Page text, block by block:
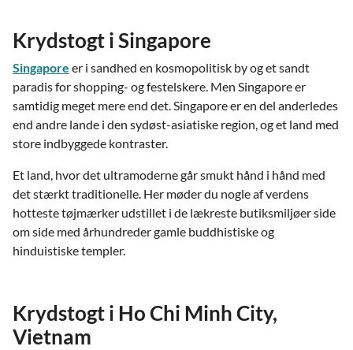
Krydstogt i Singapore
Singapore er i sandhed en kosmopolitisk by og et sandt
paradis for shopping- og festelskere. Men Singapore er
samtidig meget mere end det. Singapore er en del anderledes
end andre lande i den sydøst-asiatiske region, og et land med
store indbyggede kontraster.
Et land, hvor det ultramoderne går smukt hånd i hånd med
det stærkt traditionelle. Her møder du nogle af verdens
hotteste tøjmærker udstillet i de lækreste butiksmiljøer side
om side med århundreder gamle buddhistiske og
hinduistiske templer.
Krydstogt i Ho Chi Minh City,
Vietnam